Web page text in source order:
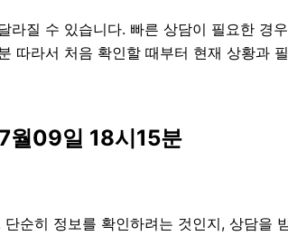
질 수 있습니다. 빠른 상담이 필요한 경
라서 처음 확인할 때부터 현재 상황과
월09일 18시15분
순히 정보를 확인하려는 것인지, 상담을